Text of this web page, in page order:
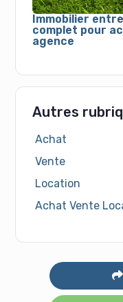
Immobilier
complet pour
agence
Autres
Achat
Vente
Location
Achat Vente